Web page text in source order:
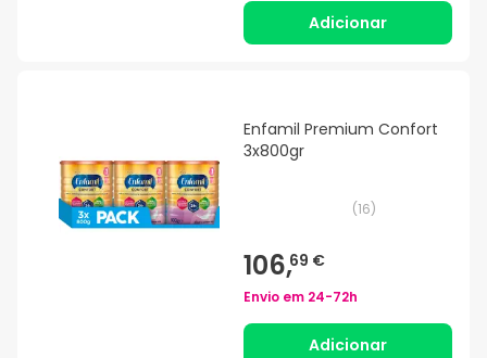
Adicionar
Enfamil Premium Confort
3x800gr
(16)
106,69 €
Envio em 24-72h
Adicionar